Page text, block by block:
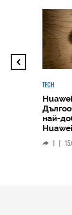
TECH
най-
1 |